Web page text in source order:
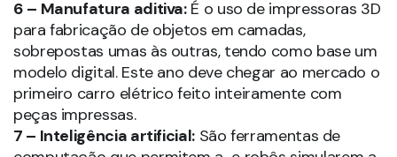
6 – Manufatura aditiva:É o uso de impressoras 3D
para fabricação de objetos em camadas,
sobrepostas umas às outras, tendo como base um
modelo digital. Este ano deve chegar ao mercado o
primeiro carro elétrico feito inteiramente com
peças impressas.
7 – Inteligência artificial:São ferramentas de